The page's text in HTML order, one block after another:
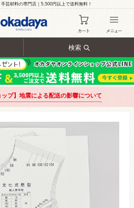
芸材料の専門店｜5,500円以上で送料無料！
検索
ップ】地震による配送の影響について